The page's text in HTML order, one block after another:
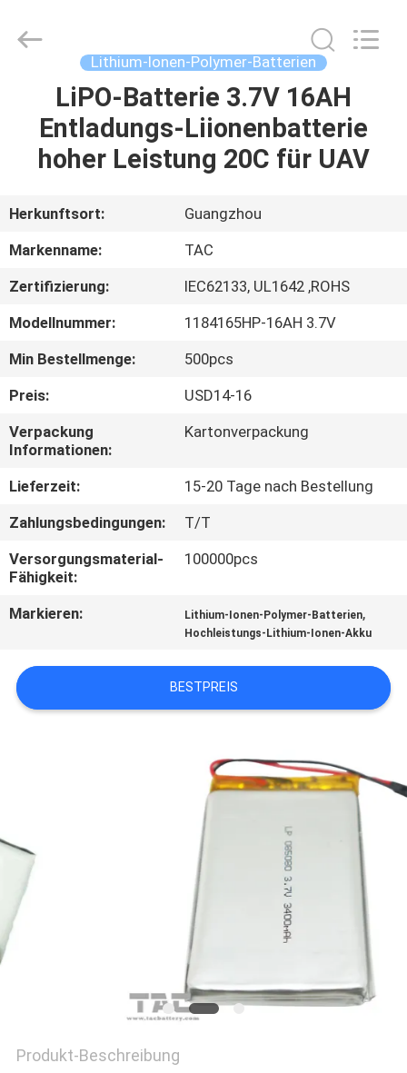
HAUS
PRODUKTE
VIDEOS
UNS
FABRIK-
AUSFLUG
QUALITÄTSKONTROLLE
SIE
MIT
VERBINDUNG
NACHRICHTEN
FORDERN
SIE EIN
ZITAT
SITEMAP
POLICY
Energy
Technology
Lithium-Ionen-Polymer-Batterien
LiPO-Batterie 3.7V 16AH
Entladungs-Liionenbatterie
hoher Leistung 20C für UAV
Herkunftsort:
Guangzhou
Markenname:
TAC
Zertifizierung:
IEC62133, UL1642 ,ROHS
Modellnummer:
1184165HP-16AH 3.7V
Min Bestellmenge:
500pcs
Preis:
USD14-16
Verpackung
Informationen:
Kartonverpackung
Lieferzeit:
15-20 Tage nach Bestellung
Zahlungsbedingungen:
T/T
Versorgungsmaterial-
Fähigkeit:
100000pcs
Markieren: Lithium-Ionen-Polymer-Batterien,
Hochleistungs-Lithium-Ionen-Akku
BESTPREIS
Produkt-Beschreibung